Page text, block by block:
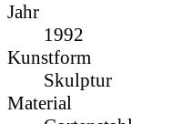
Jahr
1992
Kunstform
Skulptur
Material